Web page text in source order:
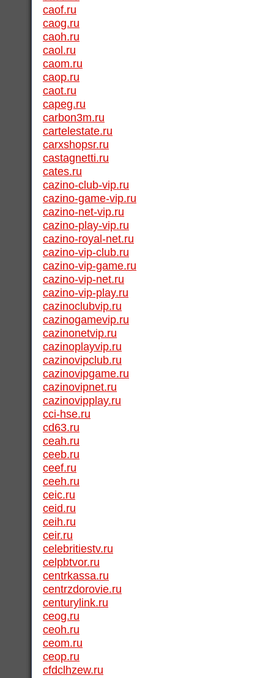
caof.ru
caog.ru
caoh.ru
caol.ru
caom.ru
caop.ru
caot.ru
capeg.ru
carbon3m.ru
cartelestate.ru
carxshopsr.ru
castagnetti.ru
cates.ru
cazino-club-vip.ru
cazino-game-vip.ru
cazino-net-vip.ru
cazino-play-vip.ru
cazino-royal-net.ru
cazino-vip-club.ru
cazino-vip-game.ru
cazino-vip-net.ru
cazino-vip-play.ru
cazinoclubvip.ru
cazinogamevip.ru
cazinonetvip.ru
cazinoplayvip.ru
cazinovipclub.ru
cazinovipgame.ru
cazinovipnet.ru
cazinovipplay.ru
cci-hse.ru
cd63.ru
ceah.ru
ceeb.ru
ceef.ru
ceeh.ru
ceic.ru
ceid.ru
ceih.ru
ceir.ru
celebritiestv.ru
celpbtvor.ru
centrkassa.ru
centrzdorovie.ru
centurylink.ru
ceog.ru
ceoh.ru
ceom.ru
ceop.ru
cfdclhzew.ru